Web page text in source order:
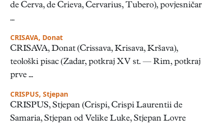
de Cerva, de Crieva, Cervarius, Tubero), povjesničar
...
CRISAVA, Donat
CRISAVA, Donat (Crissava, Krisava, Kršava),
teološki pisac (Zadar, potkraj XV st. — Rim, potkraj
prve ...
CRISPUS, Stjepan
CRISPUS, Stjepan (Crispi, Crispi Laurentii de
Samaria, Stjepan od Velike Luke, Stjepan Lovre